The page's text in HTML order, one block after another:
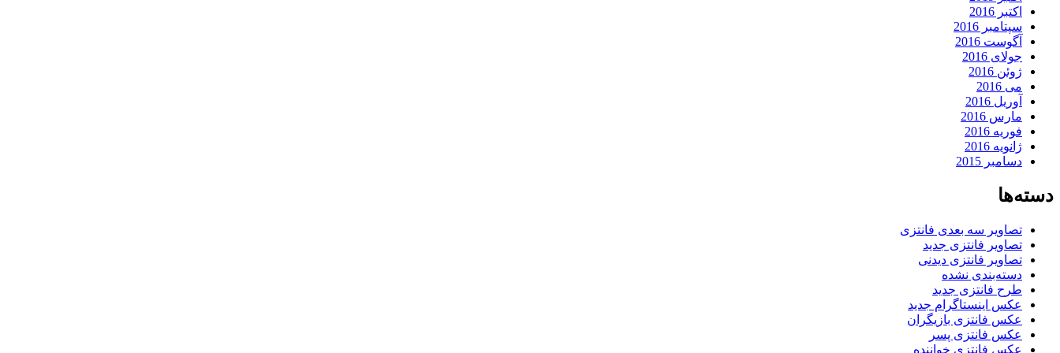
اکتبر 2016
سپتامبر 2016
آگوست 2016
جولای 2016
ژوئن 2016
می 2016
آوریل 2016
مارس 2016
فوریه 2016
ژانویه 2016
دسامبر 2015
دسته‌ها
تصاویر سه بعدی فانتزی
تصاویر فانتزی جدید
تصاویر فانتزی دیدنی
دسته‌بندی نشده
طرح فانتزی جدید
عکس اینستاگرام جدید
عکس فانتزی بازیگران
عکس فانتزی پسر
عکس فانتزی خواننده